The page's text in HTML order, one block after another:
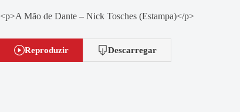
<p>A Mão de Dante – Nick Tosches (Estampa)</p>
Reproduzir Descarregar